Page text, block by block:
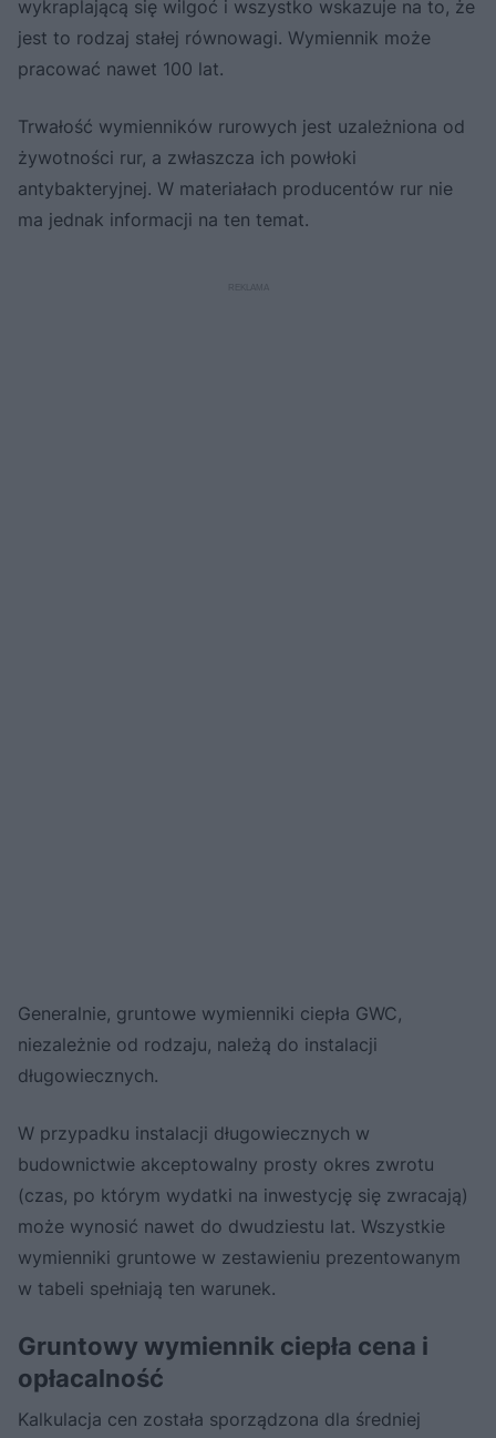
wykraplającą się wilgoć i wszystko wskazuje na to, że
jest to rodzaj stałej równowagi. Wymiennik może
pracować nawet 100 lat.
Trwałość wymienników rurowych jest uzależniona od
żywotności rur, a zwłaszcza ich powłoki
antybakteryjnej. W materiałach producentów rur nie
ma jednak informacji na ten temat.
Generalnie, gruntowe wymienniki ciepła GWC,
niezależnie od rodzaju, należą do instalacji
długowiecznych.
W przypadku instalacji długowiecznych w
budownictwie akceptowalny prosty okres zwrotu
(czas, po którym wydatki na inwestycję się zwracają)
może wynosić nawet do dwudziestu lat. Wszystkie
wymienniki gruntowe w zestawieniu prezentowanym
w tabeli spełniają ten warunek.
Gruntowy wymiennik ciepła cena i
opłacalność
Kalkulacja cen została sporządzona dla średniej